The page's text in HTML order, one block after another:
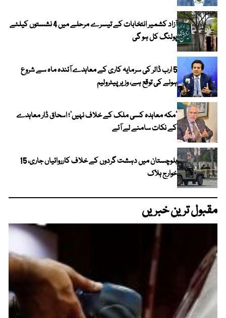
آزاد کشمیر انتخابات کے تیسرے مرحلے میں 4 نشستوں کیلئے
پولنگ کل ہو گی
5 ارب ڈالر کی سرمایہ کاری کے معاہدے آئندہ ماہ سے شروع
ہونے کی توقع ہے، وزیر پیٹرولیم
‘مکہ معاہدہ کسی ملک کے خلاف نہیں’؛ اسحاق ڈار معاہدے
کے نکات سامنے لے آئے
بلوچستان میں دہشت گردوں کے خلاف کارروائیاں جاری، 15
خوارج ہلاک
مقبول ترین خبریں